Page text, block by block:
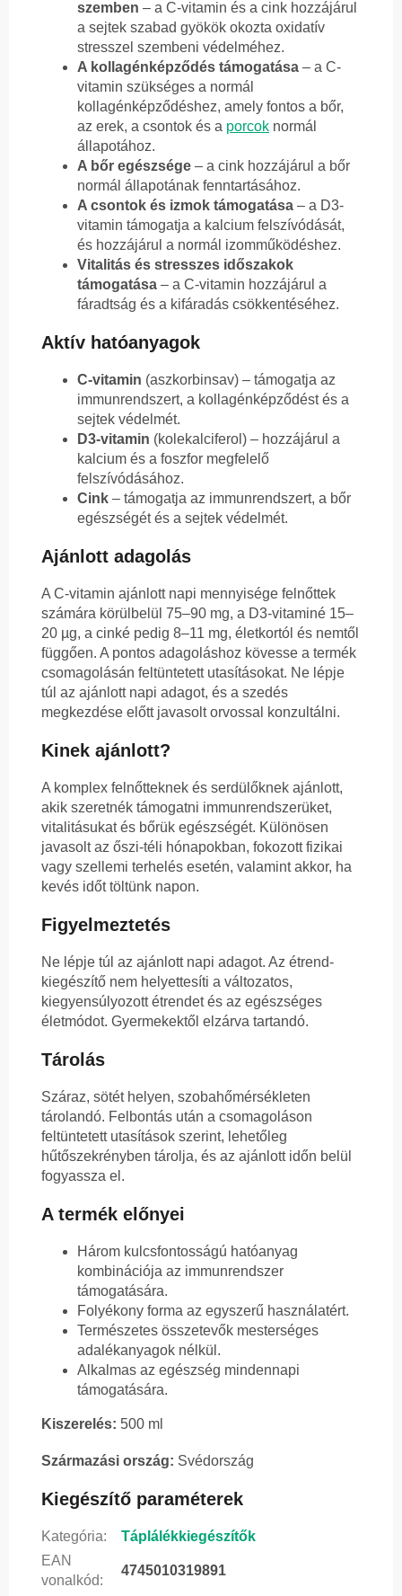
szemben – a C-vitamin és a cink hozzájárul
a sejtek szabad gyökök okozta oxidatív
stresszel szembeni védelméhez.
A kollagénképződés támogatása – a C-
vitamin szükséges a normál
kollagénképződéshez, amely fontos a bőr,
az erek, a csontok és a porcok normál
állapotához.
A bőr egészsége – a cink hozzájárul a bőr
normál állapotának fenntartásához.
A csontok és izmok támogatása – a D3-
vitamin támogatja a kalcium felszívódását,
és hozzájárul a normál izomműködéshez.
Vitalitás és stresszes időszakok
támogatása – a C-vitamin hozzájárul a
fáradtság és a kifáradás csökkentéséhez.
Aktív hatóanyagok
C-vitamin (aszkorbinsav) – támogatja az
immunrendszert, a kollagénképződést és a
sejtek védelmét.
D3-vitamin (kolekalciferol) – hozzájárul a
kalcium és a foszfor megfelelő
felszívódásához.
Cink – támogatja az immunrendszert, a bőr
egészségét és a sejtek védelmét.
Ajánlott adagolás
A C-vitamin ajánlott napi mennyisége felnőttek
számára körülbelül 75–90 mg, a D3-vitaminé 15–
20 µg, a cinké pedig 8–11 mg, életkortól és nemtől
függően. A pontos adagoláshoz kövesse a termék
csomagolásán feltüntetett utasításokat. Ne lépje
túl az ajánlott napi adagot, és a szedés
megkezdése előtt javasolt orvossal konzultálni.
Kinek ajánlott?
A komplex felnőtteknek és serdülőknek ajánlott,
akik szeretnék támogatni immunrendszerüket,
vitalitásukat és bőrük egészségét. Különösen
javasolt az őszi-téli hónapokban, fokozott fizikai
vagy szellemi terhelés esetén, valamint akkor, ha
kevés időt töltünk napon.
Figyelmeztetés
Ne lépje túl az ajánlott napi adagot. Az étrend-
kiegészítő nem helyettesíti a változatos,
kiegyensúlyozott étrendet és az egészséges
életmódot. Gyermekektől elzárva tartandó.
Tárolás
Száraz, sötét helyen, szobahőmérsékleten
tárolandó. Felbontás után a csomagoláson
feltüntetett utasítások szerint, lehetőleg
hűtőszekrényben tárolja, és az ajánlott időn belül
fogyassza el.
A termék előnyei
Három kulcsfontosságú hatóanyag
kombinációja az immunrendszer
támogatására.
Folyékony forma az egyszerű használatért.
Természetes összetevők mesterséges
adalékanyagok nélkül.
Alkalmas az egészség mindennapi
támogatására.
Kiszerelés: 500 ml
Származási ország: Svédország
Kiegészítő paraméterek
Kategória:
Táplálékkiegészítők
EAN
vonalkód:
4745010319891